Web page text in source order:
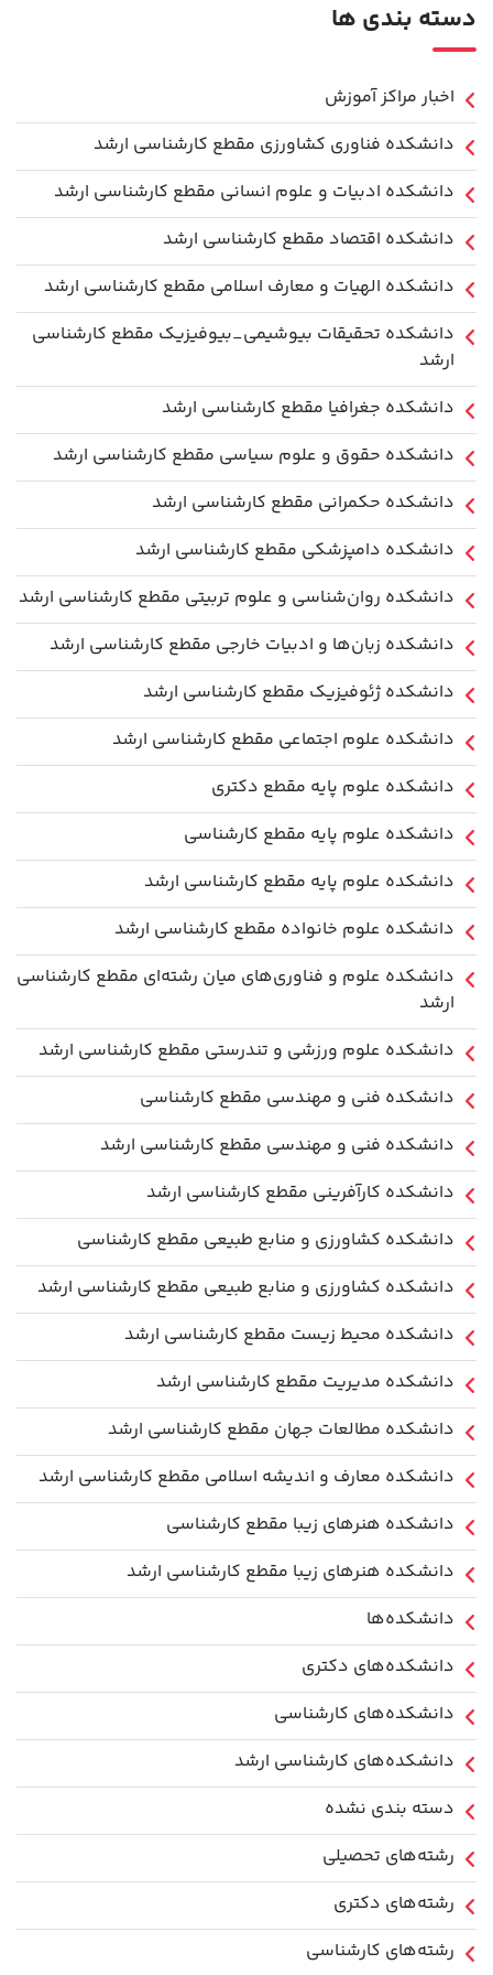
دسته بندی ها
اخبار مراکز آموزش
دانشكده فناوري كشاورزی مقطع کارشناسی ارشد
دانشکده ادبیات و علوم انسانی مقطع کارشناسی ارشد
دانشکده اقتصاد مقطع کارشناسی ارشد
دانشکده الهیات و معارف اسلامی مقطع کارشناسی ارشد
دانشکده تحقیقات بیوشیمی_بیوفیزیک مقطع کارشناسی
ارشد
دانشکده جغرافیا مقطع کارشناسی ارشد
دانشکده حقوق و علوم سیاسی مقطع کارشناسی ارشد
دانشکده حکمرانی مقطع کارشناسی ارشد
دانشکده دامپزشکی مقطع کارشناسی ارشد
دانشکده روان‌شناسی و علوم تربیتی مقطع کارشناسی ارشد
دانشکده زبان‌ها و ادبیات خارجی مقطع کارشناسی ارشد
دانشکده ژئوفیزیک مقطع کارشناسی ارشد
دانشکده علوم اجتماعی مقطع کارشناسی ارشد
دانشکده علوم پایه مقطع دکتری
دانشکده علوم پایه مقطع کارشناسی
دانشکده علوم پایه مقطع کارشناسی ارشد
دانشکده علوم خانواده مقطع کارشناسی ارشد
دانشکده علوم و فناوری‌های میان رشته‌ای مقطع کارشناسی
ارشد
دانشکده علوم ورزشی و تندرستی مقطع کارشناسی ارشد
دانشکده فنی و مهندسی مقطع کارشناسی
دانشکده فنی و مهندسی مقطع کارشناسی ارشد
دانشکده کارآفرینی مقطع کارشناسی ارشد
دانشکده کشاورزی و منابع طبیعی مقطع کارشناسی
دانشکده کشاورزی و منابع طبیعی مقطع کارشناسی ارشد
دانشکده محیط زیست مقطع کارشناسی ارشد
دانشکده مدیریت مقطع کارشناسی ارشد
دانشکده مطالعات جهان مقطع کارشناسی ارشد
دانشکده معارف و اندیشه اسلامی مقطع کارشناسی ارشد
دانشکده هنرهای زیبا مقطع کارشناسی
دانشکده هنرهای زیبا مقطع کارشناسی ارشد
دانشکده‌ها
دانشکده‌های دکتری
دانشکده‌های کارشناسی
دانشکده‌های کارشناسی ارشد
دسته بندی نشده
رشته‌های تحصیلی
رشته‌های دکتری
رشته‌های کارشناسی